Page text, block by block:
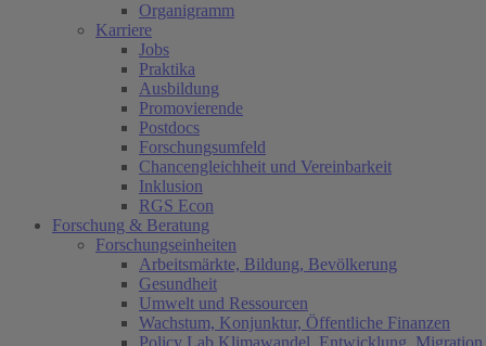
Organigramm
Karriere
Jobs
Praktika
Ausbildung
Promovierende
Postdocs
Forschungsumfeld
Chancengleichheit und Vereinbarkeit
Inklusion
RGS Econ
Forschung & Beratung
Forschungseinheiten
Arbeitsmärkte, Bildung, Bevölkerung
Gesundheit
Umwelt und Ressourcen
Wachstum, Konjunktur, Öffentliche Finanzen
Policy Lab Klimawandel, Entwicklung, Migration